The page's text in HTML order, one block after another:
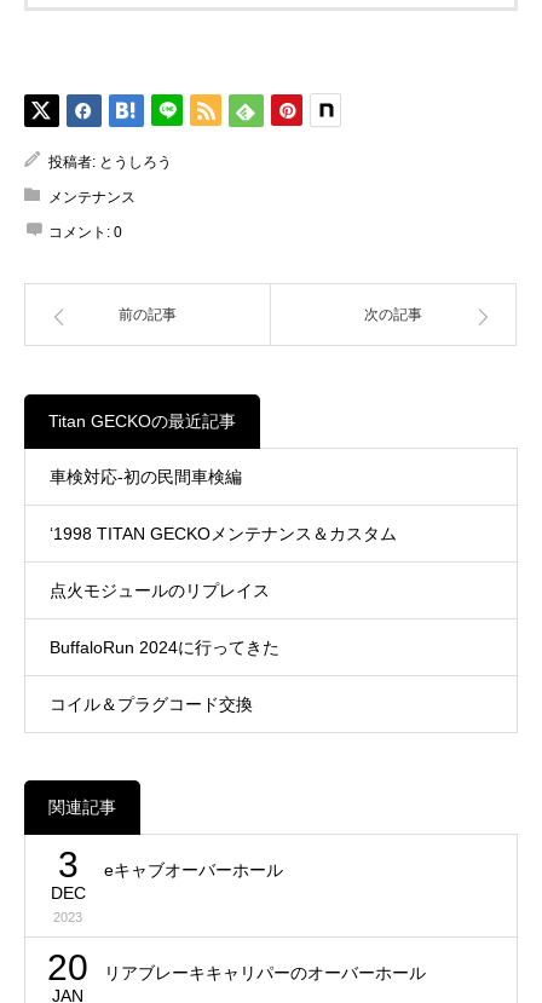
投稿者: とうしろう
メンテナンス
コメント: 0
前の記事 次の記事
Titan GECKOの最近記事
車検対応-初の民間車検編
‘1998 TITAN GECKOメンテナンス＆カスタム
点火モジュールのリプレイス
BuffaloRun 2024に行ってきた
コイル＆プラグコード交換
関連記事
3
DEC
2023
eキャブオーバーホール
20
JAN
リアブレーキキャリパーのオーバーホール